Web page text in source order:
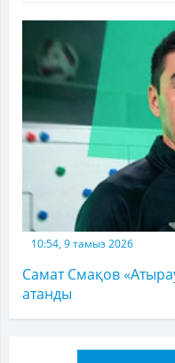
10:54, 9 тамыз 2026
Самат Смақов
атанды